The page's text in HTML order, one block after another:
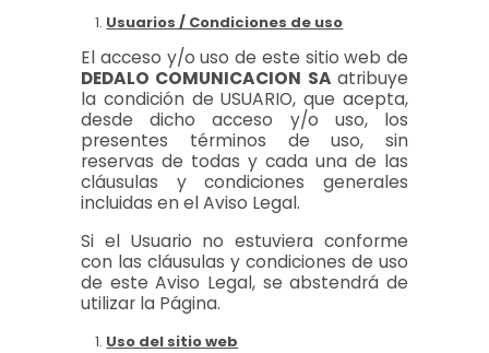
Usuarios / Condiciones de uso
El acceso y/o uso de este sitio web de
DEDALO COMUNICACION SA atribuye
la condición de USUARIO, que acepta,
desde dicho acceso y/o uso, los
presentes términos de uso, sin
reservas de todas y cada una de las
cláusulas y condiciones generales
incluidas en el Aviso Legal.
Si el Usuario no estuviera conforme
con las cláusulas y condiciones de uso
de este Aviso Legal, se abstendrá de
utilizar la Página.
Uso del sitio web